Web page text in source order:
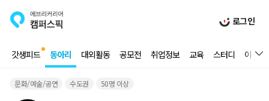
로그인
갓생피드 동아리 대외활동 공모전 취업정보 교육 스터디 이벤트
문화/예술/공연 수도권 50명 이상